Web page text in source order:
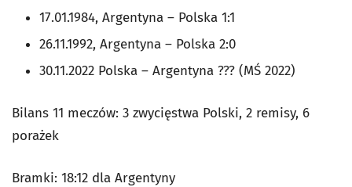
17.01.1984, Argentyna – Polska 1:1
26.11.1992, Argentyna – Polska 2:0
30.11.2022 Polska – Argentyna ??? (MŚ 2022)
Bilans 11 meczów: 3 zwycięstwa Polski, 2 remisy, 6
porażek
Bramki: 18:12 dla Argentyny